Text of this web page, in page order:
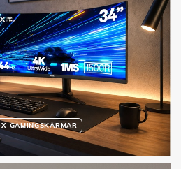
GAMINGSKÄRMAR